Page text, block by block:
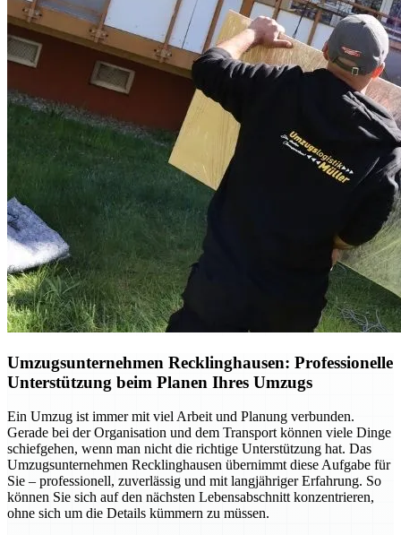
Umzugsunternehmen Recklinghausen: Professionelle
Unterstützung beim Planen Ihres Umzugs
Ein Umzug ist immer mit viel Arbeit und Planung verbunden.
Gerade bei der Organisation und dem Transport können viele Dinge
schiefgehen, wenn man nicht die richtige Unterstützung hat. Das
Umzugsunternehmen Recklinghausen übernimmt diese Aufgabe für
Sie – professionell, zuverlässig und mit langjähriger Erfahrung. So
können Sie sich auf den nächsten Lebensabschnitt konzentrieren,
ohne sich um die Details kümmern zu müssen.